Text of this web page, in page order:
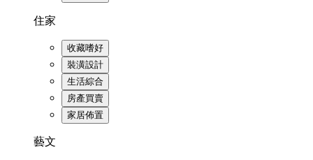
住家
收藏嗜好
裝潢設計
生活綜合
房產買賣
家居佈置
藝文